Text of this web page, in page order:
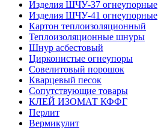
Изделия ШЧУ-37 огнеупорные
Изделия ШЧУ-41 огнеупорные
Картон теплоизоляционный
Теплоизоляционные шнуры
Шнур асбестовый
Цирконистые огнеупоры
Совелитовый порошок
Кварцевый песок
Сопутствующие товары
КЛЕЙ ИЗОМАТ КФФГ
Перлит
Вермикулит